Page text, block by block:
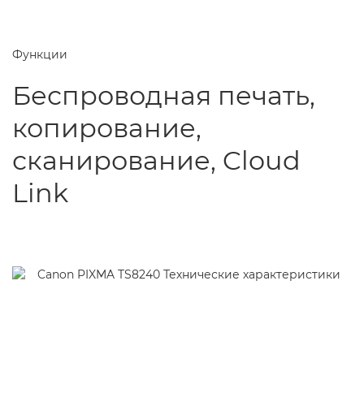
Функции
Беспроводная печать,
копирование,
сканирование, Cloud
Link